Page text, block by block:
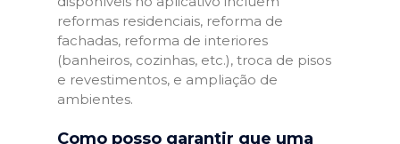
reformas residenciais, reforma de
fachadas, reforma de interiores
(banheiros, cozinhas, etc.), troca de pisos
e revestimentos, e ampliação de
ambientes.
Como posso garantir que uma